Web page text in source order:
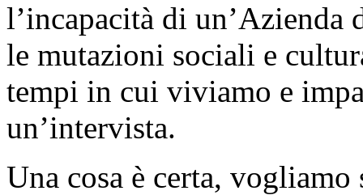
l’incapacità di
le mutazioni sociali e
tempi in cui viviamo e
un’intervista.
Una cosa è certa,